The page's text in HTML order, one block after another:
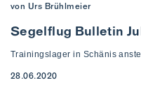
von Urs Brühlmeier
Segelflug Bulletin
Trainingslager in Schänis
28.06.2020